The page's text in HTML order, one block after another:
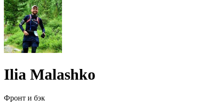
Ilia Malashko
Фронт и бэк